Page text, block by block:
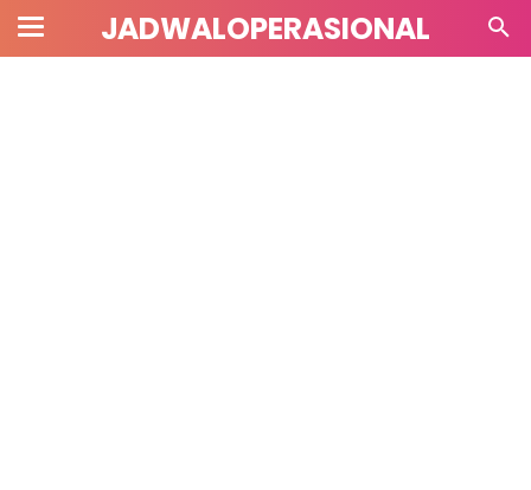
JADWALOPERASIONAL